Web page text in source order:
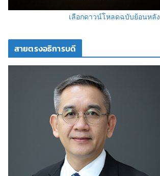
เลือกดาวน์โหลดฉบับย้อนหลัง
สายตรงอธิการบดี